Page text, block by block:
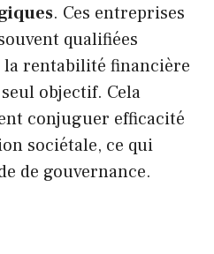
. Ces entreprises
qualifiées
la rentabilité financière
objectif. Cela
conjuguer efficacité
sociétale, ce qui
de gouvernance.